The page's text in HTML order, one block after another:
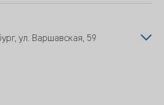
ул. Варшавская, 59